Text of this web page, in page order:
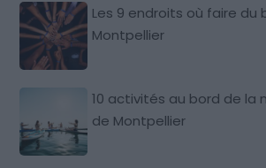
Les 9 endroits où faire du
Montpellier
10 activités au bord de la
de Montpellier